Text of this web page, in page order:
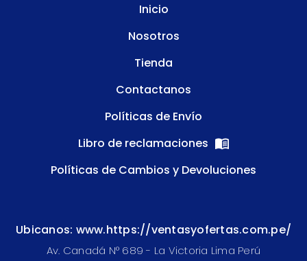
Inicio
Nosotros
Tienda
Contactanos
Políticas de Envío
Libro de reclamaciones
Políticas de Cambios y Devoluciones
Ubicanos: www.https://ventasyofertas.com.pe/
Av. Canadá N° 689 - La Victoria Lima Perú